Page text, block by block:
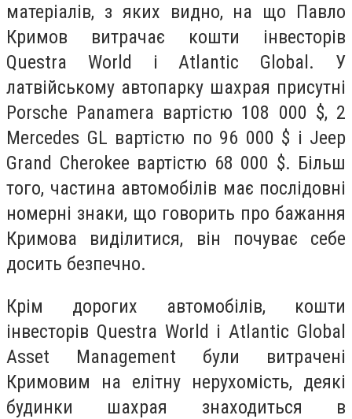
матеріалів, з яких видно, на що Павло
Кримов витрачає кошти інвесторів
Questra World і Atlantic Global. У
латвійському автопарку шахрая присутні
Porsche Panamera вартістю 108 000 $, 2
Mercedes GL вартістю по 96 000 $ і Jeep
Grand Cherokee вартістю 68 000 $. Більш
того, частина автомобілів має послідовні
номерні знаки, що говорить про бажання
Кримова виділитися, він почуває себе
досить безпечно.
Крім дорогих автомобілів, кошти
інвесторів Questra World і Atlantic Global
Asset Management були витрачені
Кримовим на елітну нерухомість, деякі
будинки шахрая знаходиться в